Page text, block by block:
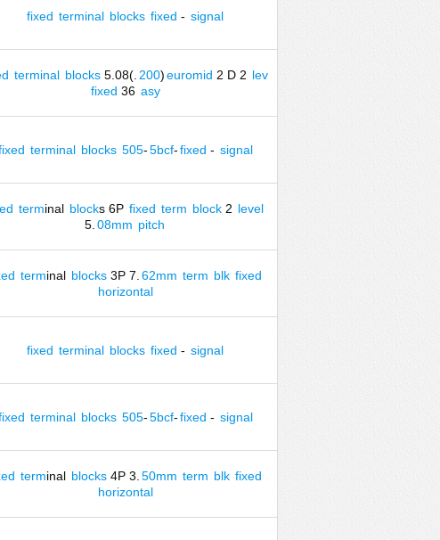
fixed terminal blocks fixed - signal
terminal blocks 5.08(. 200)euromid 2 D 2 lev
fixed 36 asy
terminal blocks 505-5bcf-fixed - signal
terminal blocks 6P fixed term block 2 level
5. 08mm pitch
terminal blocks 3P 7. 62mm term blk fixed
horizontal
fixed terminal blocks fixed - signal
terminal blocks 505-5bcf-fixed - signal
terminal blocks 4P 3. 50mm term blk fixed
horizontal